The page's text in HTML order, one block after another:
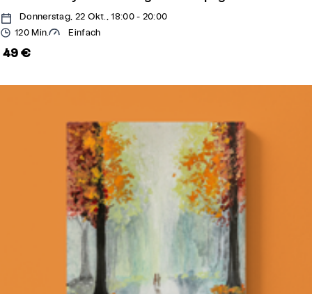
Donnerstag, 22 Okt., 18:00 - 20:00
120 Min.
Einfach
49 €